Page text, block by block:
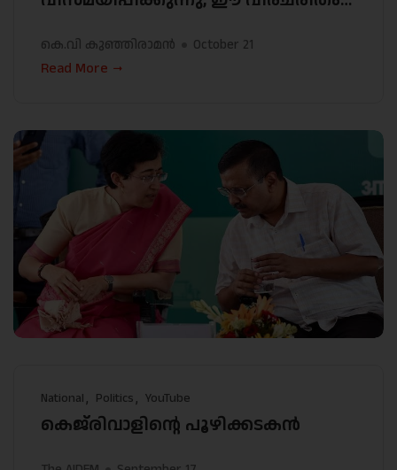
കെ.വി കുഞ്ഞിരാമൻ October 21
Read More
National Politics YouTube
കെജ്‌രിവാളിന്റെ പൂഴിക്കടകൻ